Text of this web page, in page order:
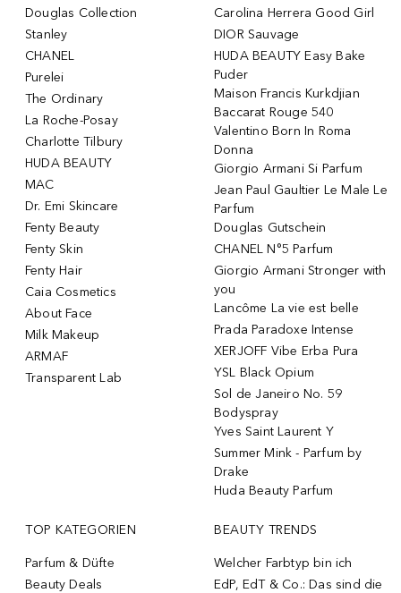
Douglas Collection
Stanley
CHANEL
Purelei
The Ordinary
La Roche-Posay
Charlotte Tilbury
HUDA BEAUTY
MAC
Dr. Emi Skincare
Fenty Beauty
Fenty Skin
Fenty Hair
Caia Cosmetics
About Face
Milk Makeup
ARMAF
Transparent Lab
Carolina Herrera Good Girl
DIOR Sauvage
HUDA BEAUTY Easy Bake
Puder
Maison Francis Kurkdjian
Baccarat Rouge 540
Valentino Born In Roma
Donna
Giorgio Armani Si Parfum
Jean Paul Gaultier Le Male Le
Parfum
Douglas Gutschein
CHANEL N°5 Parfum
Giorgio Armani Stronger with
you
Lancôme La vie est belle
Prada Paradoxe Intense
XERJOFF Vibe Erba Pura
YSL Black Opium
Sol de Janeiro No. 59
Bodyspray
Yves Saint Laurent Y
Summer Mink - Parfum by
Drake
Huda Beauty Parfum
TOP KATEGORIEN
Parfum & Düfte
Beauty Deals
BEAUTY TRENDS
Welcher Farbtyp bin ich
EdP, EdT & Co.: Das sind die